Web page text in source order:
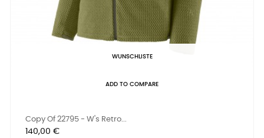
WUNSCHLISTE
ADD TO COMPARE
Copy Of 22795 - W's Retro...
Preis
140,00 €